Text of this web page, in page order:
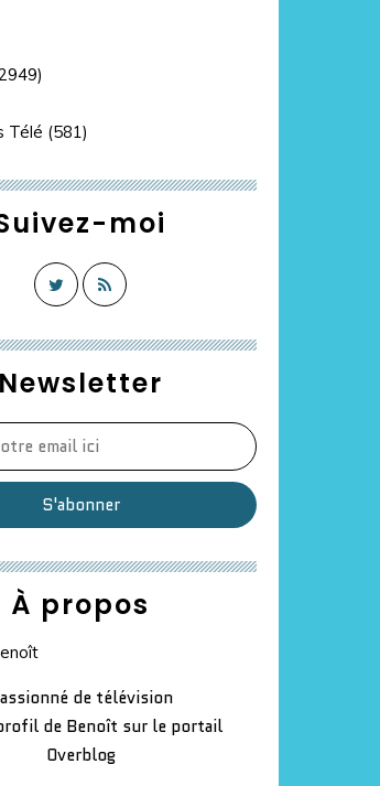
Newsletter
Télé (581)
moi
À propos
de télévision
de Benoît sur le portail
Overblog